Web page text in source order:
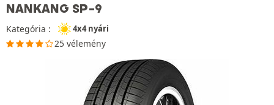
NANKANG SP-9
Kategória : 4x4 nyári
25 vélemény